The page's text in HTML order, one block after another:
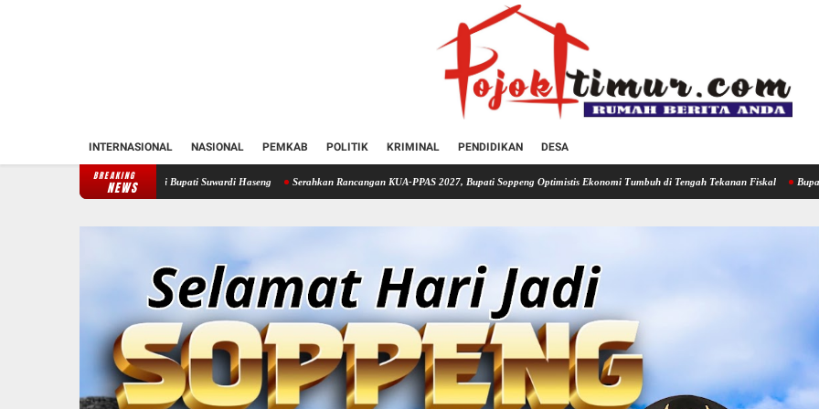
INTERNASIONAL NASIONAL PEMKAB POLITIK KRIMINAL PENDIDIKAN DESA
BREAKING
NEWS
Soppeng Temui Bupati Suwardi Haseng Serahkan Rancangan KUA-PPAS 2027, Bupati Soppeng Optimistis Ekonomi Tumbuh di Tengah Tekanan Fiskal Bupati Soppeng Hadiri